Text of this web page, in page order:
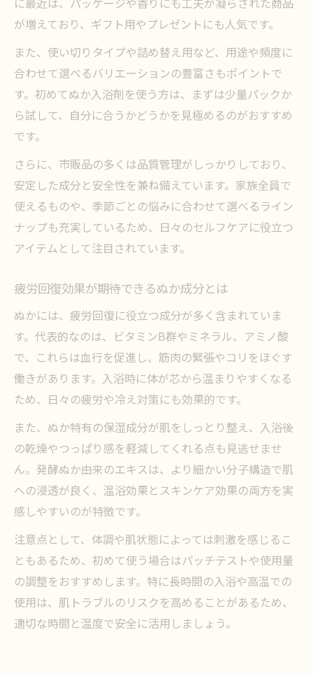
が増えており、ギフト用やプレゼントにも人気です。
また、使い切りタイプや詰め替え用など、用途や頻度に
合わせて選べるバリエーションの豊富さもポイントで
す。初めてぬか入浴剤を使う方は、まずは少量パックか
ら試して、自分に合うかどうかを見極めるのがおすすめ
です。
さらに、市販品の多くは品質管理がしっかりしており、
安定した成分と安全性を兼ね備えています。家族全員で
使えるものや、季節ごとの悩みに合わせて選べるライン
ナップも充実しているため、日々のセルフケアに役立つ
アイテムとして注目されています。
疲労回復効果が期待できるぬか成分とは
ぬかには、疲労回復に役立つ成分が多く含まれていま
す。代表的なのは、ビタミンB群やミネラル、アミノ酸
で、これらは血行を促進し、筋肉の緊張やコリをほぐす
働きがあります。入浴時に体が芯から温まりやすくなる
ため、日々の疲労や冷え対策にも効果的です。
また、ぬか特有の保湿成分が肌をしっとり整え、入浴後
の乾燥やつっぱり感を軽減してくれる点も見逃せませ
ん。発酵ぬか由来のエキスは、より細かい分子構造で肌
への浸透が良く、温浴効果とスキンケア効果の両方を実
感しやすいのが特徴です。
注意点として、体調や肌状態によっては刺激を感じるこ
ともあるため、初めて使う場合はパッチテストや使用量
の調整をおすすめします。特に長時間の入浴や高温での
使用は、肌トラブルのリスクを高めることがあるため、
適切な時間と温度で安全に活用しましょう。